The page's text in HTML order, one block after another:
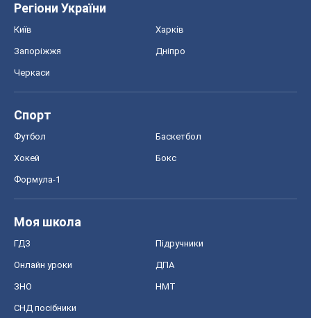
Регіони України
Київ Харків
Запоріжжя Дніпро
Черкаси
Спорт
Футбол Баскетбол
Хокей Бокс
Формула-1
Моя школа
ГДЗ Підручники
Онлайн уроки ДПА
ЗНО НМТ
СНД посібники